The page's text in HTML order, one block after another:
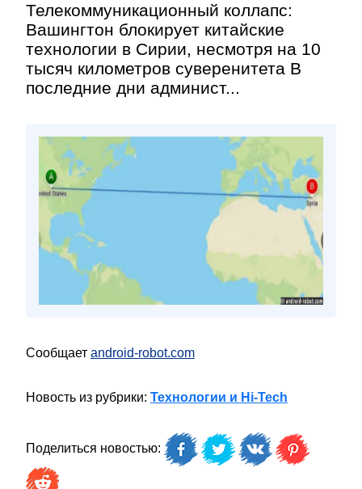
Телекоммуникационный коллапс:
Вашингтон блокирует китайские
технологии в Сирии, несмотря на 10
тысяч километров суверенитета В
последние дни админист...
Сообщает android-robot.com
Новость из рубрики: Технологии и Hi-Tech
Поделиться новостью:
Контакт »